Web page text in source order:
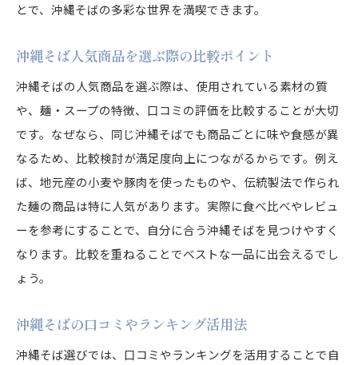
とで、沖縄そばの多彩な世界を満喫できます。
沖縄そば人気商品を選ぶ際の比較ポイント
沖縄そばの人気商品を選ぶ際は、使用されている素材の質
や、麺・スープの特徴、口コミの評価を比較することが大切
です。なぜなら、同じ沖縄そばでも商品ごとに味や食感が異
なるため、比較検討が満足度向上につながるからです。例え
ば、地元産の小麦や豚肉を使ったものや、伝統製法で作られ
た麺の商品は特に人気があります。実際に食べ比べやレビュ
ーを参考にすることで、自分に合う沖縄そばを見つけやすく
なります。比較を重ねることでベストな一品に出会えるでし
ょう。
沖縄そばの口コミやランキング活用法
沖縄そば選びでは、口コミやランキングを活用することで自